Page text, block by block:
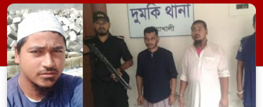
ভিত্তিতে অভিযান চালিয়ে মাদক চক্রের আরও
এক সদস্যকে আটক করা হয়। র‍্যাব ও পুলিশ
সূত্রে জানা গেছে, শুক্রবার গোপন সংবাদের
ভিত্তিতে র‍্যাব-৮, সিপিসি-১ পটুয়াখালী ক্যাম্পের
[…]